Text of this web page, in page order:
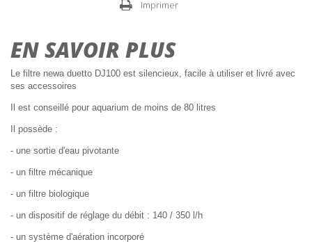
Imprimer
EN SAVOIR PLUS
Le filtre newa duetto DJ100 est silencieux, facile à utiliser et livré avec
ses accessoires
Il est conseillé pour aquarium de moins de 80 litres
Il possède :
- une sortie d'eau pivotante
- un filtre mécanique
- un filtre biologique
- un dispositif de réglage du débit : 140 / 350 l/h
- un système d'aération incorporé